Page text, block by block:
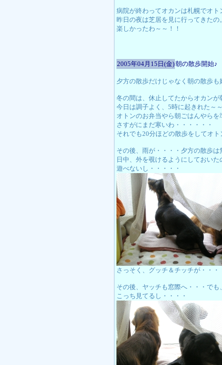
病院が終わってオカンは札幌でオ
昨日の夜は芝居を見に行ってきたの
楽しかったわ～～！！
2005年04月15日(金)朝の散歩開始♪
夕方の散歩だけじゃなく朝の散歩も
冬の間は、休止してたからオカン
今日は調子よく、5時に起きれた～
オトンのお弁当やら朝ごはんやら
さすがにまだ寒いわ・・・・・・
それでも20分ほどの散歩をしてオ
その後、雨が・・・・夕方の散歩
日中、外を覗けるようにしておい
遊べないし・・・・・
さっそく、グッチ＆チッチが・・
その後、ヤッチも窓際へ・・・で
こっち見てるし・・・・